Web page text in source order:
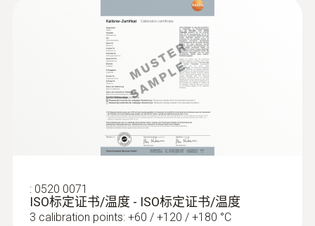
: 0520 0071
ISO标定证书/温度 - ISO标定证书/温度
3 calibration points: +60 / +120 / +180 °C